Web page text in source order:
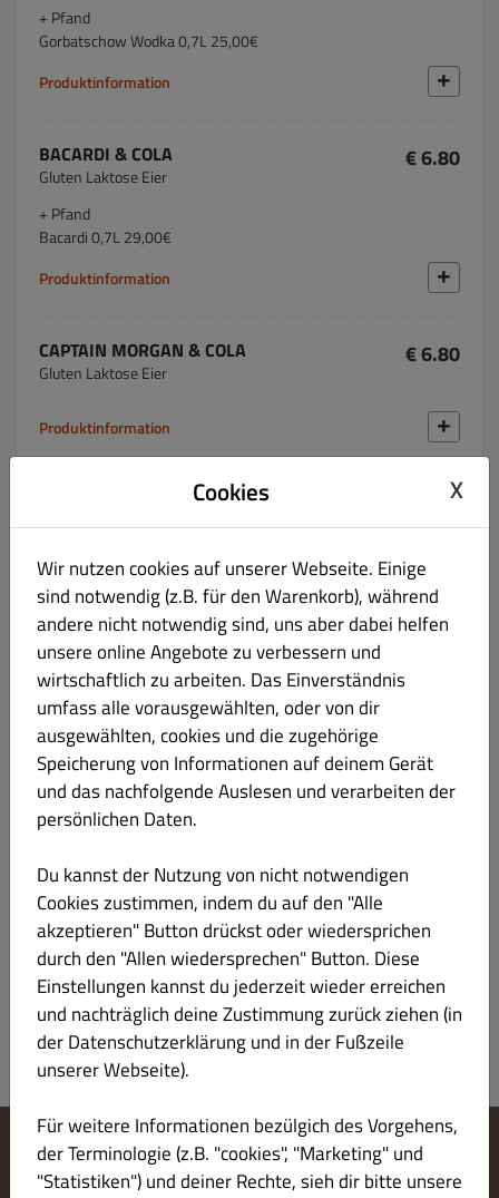
+ Pfand
Gorbatschow Wodka 0,7L 25,00€
Produktinformation
BACARDI & COLA
Gluten Laktose Eier
€ 6.80
+ Pfand
Bacardi 0,7L 29,00€
Produktinformation
CAPTAIN MORGAN & COLA
Gluten Laktose Eier
€ 6.80
Produktinformation
HAVANA CLUB & COLA
Gluten Laktose Eier
€ 6.80
+ Pfand
Havana Club 3 0,7L 29,00€
Produktinformation
JOHNNIE WALKER & COLA
Gluten Laktose Eier
+ Pfand
Johnnie Walker 0,7L 29,00€
Produktinformation
GORDON'S LONDON DRY GIN
Gluten Laktose Eier
Produktinformation
Cookie-Einstellungen ändern
Cookies X
Wir nutzen cookies auf unserer Webseite. Einige
sind notwendig (z.B. für den Warenkorb), während
andere nicht notwendig sind, uns aber dabei helfen
unsere online Angebote zu verbessern und
wirtschaftlich zu arbeiten. Das Einverständnis
umfass alle vorausgewählten, oder von dir
ausgewählten, cookies und die zugehörige
Speicherung von Informationen auf deinem Gerät
und das nachfolgende Auslesen und verarbeiten der
persönlichen Daten.
Du kannst der Nutzung von nicht notwendigen
Cookies zustimmen, indem du auf den "Alle
akzeptieren" Button drückst oder wiedersprichen
durch den "Allen wiedersprechen" Button. Diese
Einstellungen kannst du jederzeit wieder erreichen
und nachträglich deine Zustimmung zurück ziehen (in
der Datenschutzerklärung und in der Fußzeile
unserer Webseite).
Für weitere Informationen bezülgich des Vorgehens,
der Terminologie (z.B. "cookies", "Marketing" und
"Statistiken") und deiner Rechte, sieh dir bitte unsere